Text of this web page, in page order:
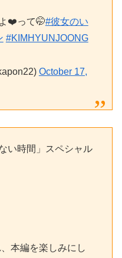
❤️って🤭#彼女のい
#KIMHYUNJOONG
October 17,
い時間」スペシャル
本編を楽しみにし